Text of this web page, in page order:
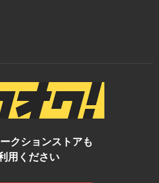
クションストアも
用ください